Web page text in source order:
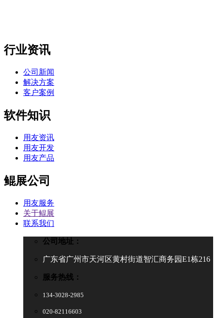
行业资讯
公司新闻
解决方案
客户案例
软件知识
用友资讯
用友开发
用友产品
鲲展公司
用友服务
关于鲲展
联系我们
公司地址：
广东省广州市天河区黄村街道智汇商务园E1栋216
服务热线：
134-3028-2985
020-82116603